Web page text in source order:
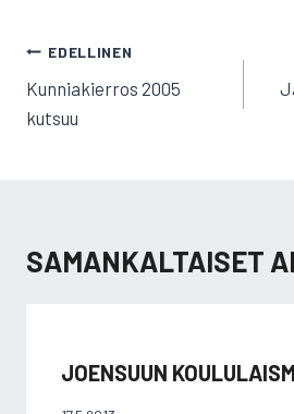
ARTIKKELIEN
SELAUS
EDELLINEN
Kunniakierros 2005
kutsuu
SAMANKALTAISET
JOENSUUN